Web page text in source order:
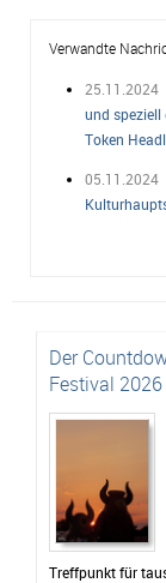
Verwandte
25.11.2024
und speziell
Token
05.11.2024
Der
Festival
Treffpunkt für